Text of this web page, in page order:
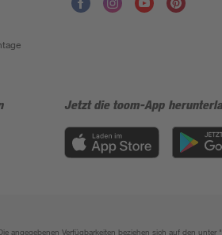
Jetzt die toom-App
angegebenen Verfügbarkeiten beziehen sich auf den